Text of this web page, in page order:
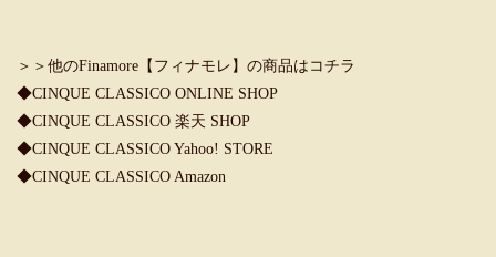
＞＞他のFinamore【フィナモレ】の商品はコチラ
◆CINQUE CLASSICO ONLINE SHOP
◆CINQUE CLASSICO 楽天 SHOP
◆CINQUE CLASSICO Yahoo! STORE
◆CINQUE CLASSICO Amazon